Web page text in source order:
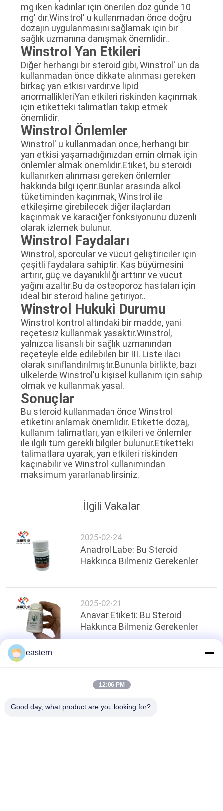
mg iken kadınlar için önerilen doz günde 10
mg' dır.Winstrol' u kullanmadan önce doğru
dozajın uygulanmasını sağlamak için bir
sağlık uzmanına danışmak önemlidir..
Winstrol Yan Etkileri
Diğer herhangi bir steroid gibi, Winstrol' un da
kullanmadan önce dikkate alınması gereken
birkaç yan etkisi vardır.ve lipid
anormallikleriYan etkileri riskinden kaçınmak
için etiketteki talimatları takip etmek
önemlidir.
Winstrol Önlemler
Winstrol' u kullanmadan önce, herhangi bir
yan etkisi yaşamadığınızdan emin olmak için
önlemler almak önemlidir.Etiket, bu steroidi
kullanırken alınması gereken önlemler
hakkında bilgi içerir.Bunlar arasında alkol
tüketiminden kaçınmak, Winstrol ile
etkileşime girebilecek diğer ilaçlardan
kaçınmak ve karaciğer fonksiyonunu düzenli
olarak izlemek bulunur.
Winstrol Faydaları
Winstrol, sporcular ve vücut geliştiriciler için
çeşitli faydalara sahiptir. Kas büyümesini
artırır, güç ve dayanıklılığı arttırır ve vücut
yağını azaltır.Bu da osteoporoz hastaları için
ideal bir steroid haline getiriyor..
Winstrol Hukuki Durumu
Winstrol kontrol altındaki bir madde, yani
reçetesiz kullanmak yasaktır.Winstrol,
yalnızca lisanslı bir sağlık uzmanından
reçeteyle elde edilebilen bir III. Liste ilacı
olarak sınıflandırılmıştır.Bununla birlikte, bazı
ülkelerde Winstrol'u kişisel kullanım için sahip
olmak ve kullanmak yasal.
Sonuçlar
Bu steroid kullanmadan önce Winstrol
etiketini anlamak önemlidir. Etikette dozaj,
kullanım talimatları, yan etkileri ve önlemler
ile ilgili tüm gerekli bilgiler bulunur.Etiketteki
talimatlara uyarak, yan etkileri riskinden
kaçınabilir ve Winstrol kullanımından
maksimum yararlanabilirsiniz.
İlgili Vakalar
2025-02-24
Anadrol Labe: Bu Steroid
Hakkında Bilmeniz Gerekenler
2025-02-21
Anavar Etiketi: Bu Steroid
Hakkında Bilmeniz Gerekenler
Sayfanın Üstü
eastern
12:06 PM
Good day, what product are you looking for?